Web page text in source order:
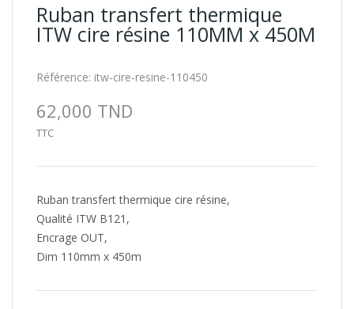
Ruban transfert thermique
ITW cire résine 110MM x 450M
Référence: itw-cire-resine-110450
62,000 TND
TTC
Ruban transfert thermique cire résine,
Qualité ITW B121,
Encrage OUT,
Dim 110mm x 450m